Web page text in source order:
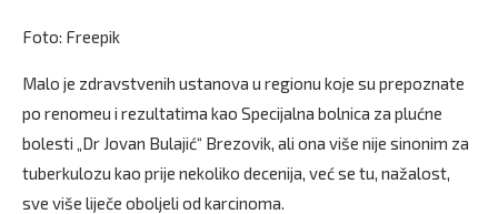
Foto: Freepik
Malo je zdravstvenih ustanova u regionu koje su prepoznate
po renomeu i rezultatima kao Specijalna bolnica za plućne
bolesti „Dr Jovan Bulajić“ Brezovik, ali ona više nije sinonim za
tuberkulozu kao prije nekoliko decenija, već se tu, nažalost,
sve više liječe oboljeli od karcinoma.